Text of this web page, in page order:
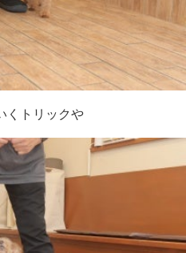
くトリックや